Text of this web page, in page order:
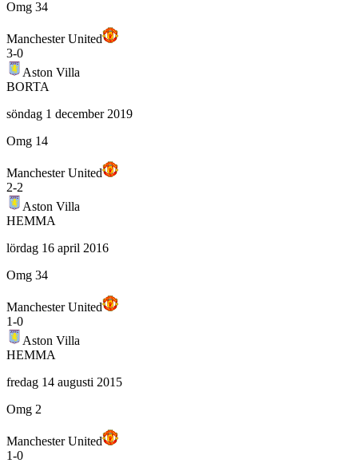
Omg 34
Manchester United
3-0
Aston Villa
BORTA
söndag 1 december 2019
Omg 14
Manchester United
2-2
Aston Villa
HEMMA
lördag 16 april 2016
Omg 34
Manchester United
1-0
Aston Villa
HEMMA
fredag 14 augusti 2015
Omg 2
Manchester United
1-0